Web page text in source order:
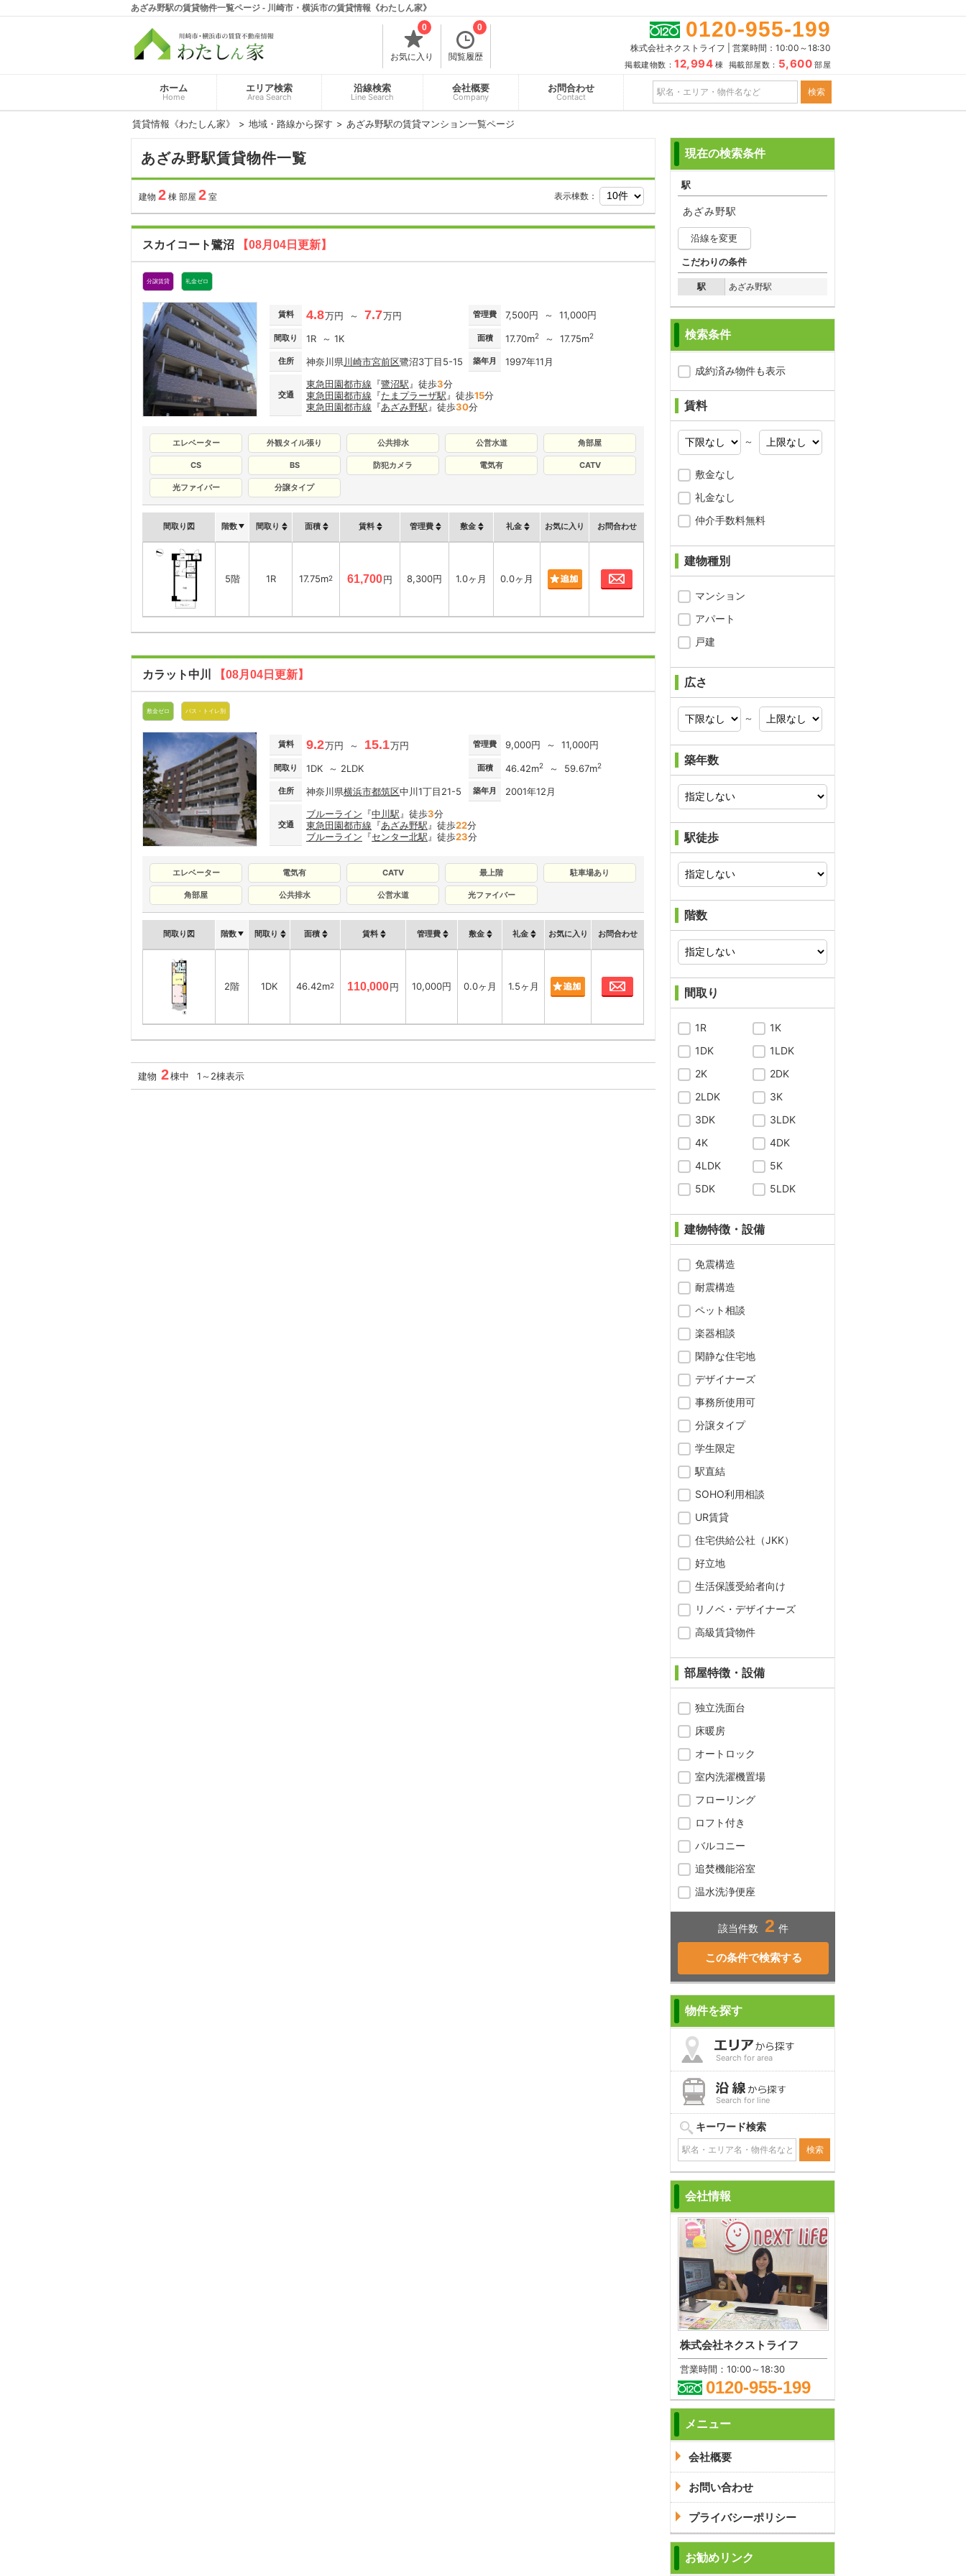
あざみ野駅の賃貸物件一覧ページ - 川崎市・横浜市の賃貸情報《わたしん家》
お気に入り
0
閲覧履歴
0 0120-955-199
株式会社ネクストライフ | 営業時間：10:00～18:30
掲載建物数： 12,994 棟 掲載部屋数： 5,600 部屋
ホーム
Home
エリア検索
Area Search
沿線検索
Line Search
会社概要
Company
お問合わせ
Contact
賃貸情報《わたしん家》 地域・路線から探す あざみ野駅の賃貸マンション一覧ページ
あざみ野駅賃貸物件一覧
建物 2 棟 部屋 2 室 表示棟数：
スカイコート鷺沼 【08月04日更新】
分譲賃貸 礼金ゼロ
賃料 4.8万円 ～ 7.7万円 管理費 7,500円 ～ 11,000円
間取り 1R ～ 1K 面積 17.70m2 ～ 17.75m2
住所 神奈川県川崎市宮前区鷺沼3丁目5-15 築年月 1997年11月
交通
東急田園都市線 『鷺沼駅 』徒歩3分
東急田園都市線 『たまプラーザ駅 』徒歩15分
東急田園都市線 『あざみ野駅 』徒歩30分
エレベーター 外観タイル張り 公共排水 公営水道 角部屋
CS BS 防犯カメラ 電気有 CATV
光ファイバー 分譲タイプ
間取り図 階数 間取り 面積 賃料 管理費 敷金 礼金 お気に入り お問合わせ
5階 1R 17.75m2 61,700円 8,300円 1.0ヶ月 0.0ヶ月 お問合わせ
カラット中川 【08月04日更新】
敷金ゼロ バス・トイレ別
賃料 9.2万円 ～ 15.1万円 管理費 9,000円 ～ 11,000円
間取り 1DK ～ 2LDK 面積 46.42m2 ～ 59.67m2
住所 神奈川県横浜市都筑区中川1丁目21-5 築年月 2001年12月
交通
ブルーライン 『中川駅 』徒歩3分
東急田園都市線 『あざみ野駅 』徒歩22分
ブルーライン 『センター北駅 』徒歩23分
エレベーター 電気有 CATV 最上階 駐車場あり
角部屋 公共排水 公営水道 光ファイバー
間取り図 階数 間取り 面積 賃料 管理費 敷金 礼金 お気に入り お問合わせ
2階 1DK 46.42m2 110,000円 10,000円 0.0ヶ月 1.5ヶ月 お問合わせ
建物 2棟中 1～2棟表示
現在の検索条件
駅
あざみ野駅
沿線を変更
こだわりの条件
駅 あざみ野駅
検索条件
成約済み物件も表示
賃料
～
敷金なし
礼金なし
仲介手数料無料
建物種別
マンション
アパート
戸建
広さ
～
築年数
駅徒歩
階数
間取り
1R
1K
1DK
1LDK
2K
2DK
2LDK
3K
3DK
3LDK
4K
4DK
4LDK
5K
5DK
5LDK
建物特徴・設備
免震構造
耐震構造
ペット相談
楽器相談
閑静な住宅地
デザイナーズ
事務所使用可
分譲タイプ
学生限定
駅直結
SOHO利用相談
UR賃貸
住宅供給公社（JKK）
好立地
生活保護受給者向け
リノベ・デザイナーズ
高級賃貸物件
部屋特徴・設備
独立洗面台
床暖房
オートロック
室内洗濯機置場
フローリング
ロフト付き
バルコニー
追焚機能浴室
温水洗浄便座
該当件数 2 件
物件を探す
Search for area
Search for line
キーワード検索
会社情報
株式会社ネクストライフ
営業時間：10:00～18:30
0120-955-199
メニュー
会社概要
お問い合わせ
プライバシーポリシー
お勧めリンク